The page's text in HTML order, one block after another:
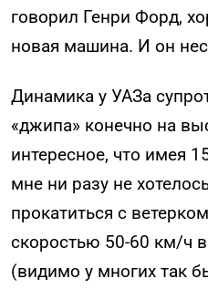
говорил Генри Форд,
новая машина. И он
Динамика у УАЗа
«джипа» конечно на
интересное, что имея
мне ни разу не
прокатиться с
скоростью 50-60 км/ч
(видимо у многих так